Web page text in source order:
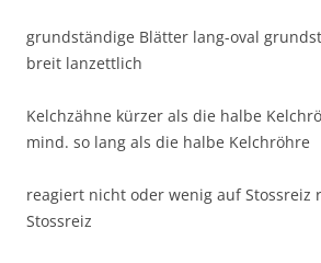
grundständige Blätter lang-oval
breit lanzettlich
Kelchzähne kürzer als die halbe
mind. so lang als die halbe Kelchröhre
reagiert nicht oder wenig auf Stossreiz
Stossreiz